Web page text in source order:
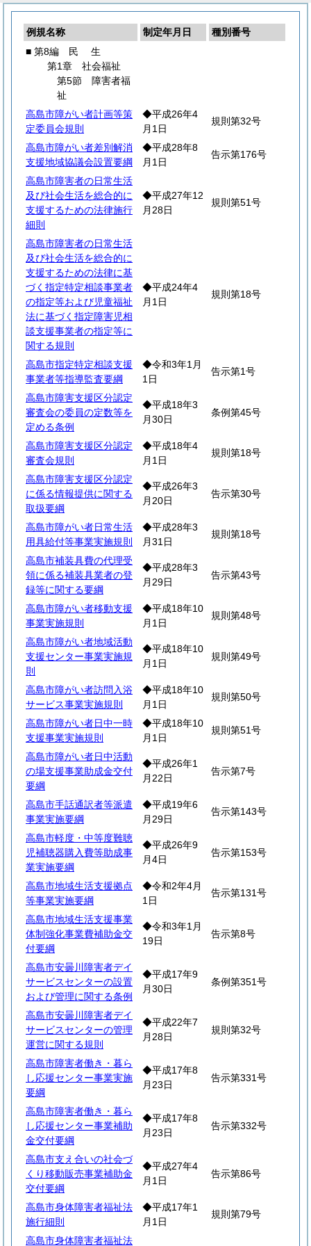
例規名称 制定年月日
種別番号
■ 第8編
民 生
第1章 社会福祉
第5節 障害者福
祉
高島市障がい者計画等策
定委員会規則
◆平成26年4
月1日
規則第32号
高島市障がい者差別解消
支援地域協議会設置要綱
◆平成28年8
月1日
告示第176号
高島市障害者の日常生活
及び社会生活を総合的に
支援するための法律施行
細則
◆平成27年12
月28日
規則第51号
高島市障害者の日常生活
及び社会生活を総合的に
支援するための法律に基
づく指定特定相談事業者
の指定等および児童福祉
法に基づく指定障害児相
談支援事業者の指定等に
関する規則
◆平成24年4
月1日
規則第18号
高島市指定特定相談支援
事業者等指導監査要綱
◆令和3年1月
1日
告示第1号
高島市障害支援区分認定
審査会の委員の定数等を
定める条例
◆平成18年3
月30日
条例第45号
高島市障害支援区分認定
審査会規則
◆平成18年4
月1日
規則第18号
高島市障害支援区分認定
に係る情報提供に関する
取扱要綱
◆平成26年3
月20日
告示第30号
高島市障がい者日常生活
用具給付等事業実施規則
◆平成28年3
月31日
規則第18号
高島市補装具費の代理受
領に係る補装具業者の登
録等に関する要綱
◆平成28年3
月29日
告示第43号
高島市障がい者移動支援
事業実施規則
◆平成18年10
月1日
規則第48号
高島市障がい者地域活動
支援センター事業実施規
則
◆平成18年10
月1日
規則第49号
高島市障がい者訪問入浴
サービス事業実施規則
◆平成18年10
月1日
規則第50号
高島市障がい者日中一時
支援事業実施規則
◆平成18年10
月1日
規則第51号
高島市障がい者日中活動
の場支援事業助成金交付
要綱
◆平成26年1
月22日
告示第7号
高島市手話通訳者等派遣
事業実施要綱
◆平成19年6
月29日
告示第143号
高島市軽度・中等度難聴
児補聴器購入費等助成事
業実施要綱
◆平成26年9
月4日
告示第153号
高島市地域生活支援拠点
等事業実施要綱
◆令和2年4月
1日
告示第131号
高島市地域生活支援事業
体制強化事業費補助金交
付要綱
◆令和3年1月
19日
告示第8号
高島市安曇川障害者デイ
サービスセンターの設置
および管理に関する条例
◆平成17年9
月30日
条例第351号
高島市安曇川障害者デイ
サービスセンターの管理
運営に関する規則
◆平成22年7
月28日
規則第32号
高島市障害者働き・暮ら
し応援センター事業実施
要綱
◆平成17年8
月23日
告示第331号
高島市障害者働き・暮ら
し応援センター事業補助
金交付要綱
◆平成17年8
月23日
告示第332号
高島市支え合いの社会づ
くり移動販売事業補助金
交付要綱
◆平成27年4
月1日
告示第86号
高島市身体障害者福祉法
施行細則
◆平成17年1
月1日
規則第79号
高島市身体障害者福祉法